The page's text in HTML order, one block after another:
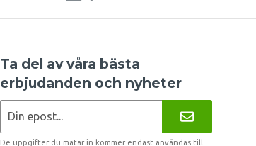
Ta del av våra bästa
erbjudanden och nyheter
De uppgifter du matar in kommer endast användas till